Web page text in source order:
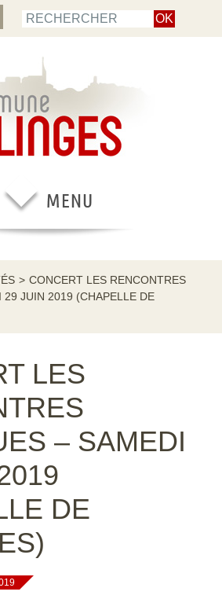
> CONCERT LES RENCONTRES
29 JUIN 2019 (CHAPELLE DE
LES
– SAMEDI
DE